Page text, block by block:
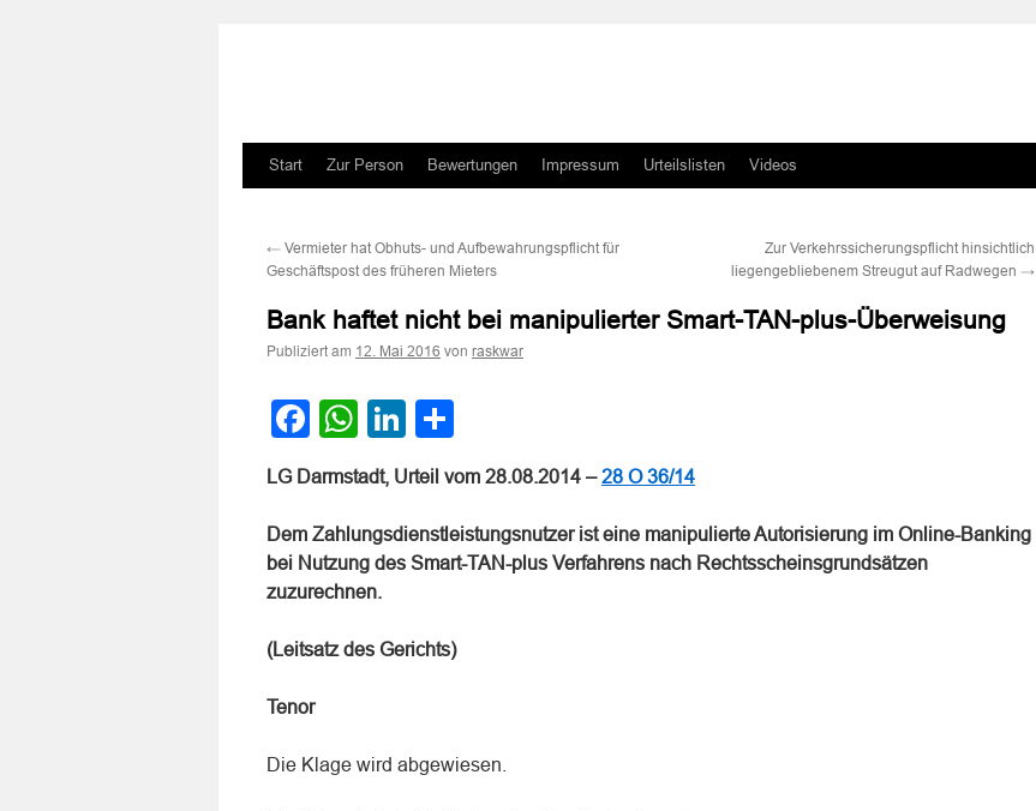
Zum
springen
Start Zur Person Bewertungen Impressum Urteilslisten Videos
← Vermieter hat Obhuts- und Aufbewahrungspflicht für
Geschäftspost des früheren Mieters
Zur Verkehrssicherungspflicht hinsichtlich
liegengebliebenem Streugut auf Radwegen →
Bank haftet nicht bei manipulierter Smart-TAN-plus-Überweisung
Publiziert am 12. Mai 2016 von raskwar
Facebook
WhatsApp
LinkedIn
LG Darmstadt, Urteil vom 28.08.2014 –28 O 36/14
Dem Zahlungsdienstleistungsnutzer ist eine manipulierte Autorisierung im Online-Banking
bei Nutzung des Smart-TAN-plus Verfahrens nach Rechtsscheinsgrundsätzen
zuzurechnen.
(Leitsatz des Gerichts)
Tenor
Die Klage wird abgewiesen.